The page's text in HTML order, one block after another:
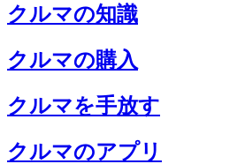
クルマの知識
クルマの購入
クルマを手放す
クルマのアプリ